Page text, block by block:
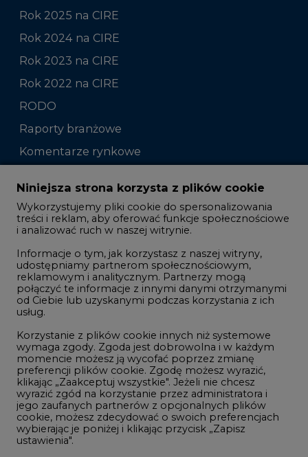
Rok 2025 na CIRE
Rok 2024 na CIRE
Rok 2023 na CIRE
Rok 2022 na CIRE
RODO
Raporty branżowe
Komentarze rynkowe
Zmiany kadrowe na rynku
Studio CIRE
Rozmowy o energetyce
Gospodarka
Geopolityka
LTE450
Innowacje i AI
Telekomunikacja i IT
Handel emisjami CO2
Wodór
Górnictwo
Niniejsza strona korzysta z plików cookie
Wykorzystujemy pliki cookie do spersonalizowania
treści i reklam, aby oferować funkcje społecznościowe
i analizować ruch w naszej witrynie.
Informacje o tym, jak korzystasz z naszej witryny,
udostępniamy partnerom społecznościowym,
reklamowym i analitycznym. Partnerzy mogą
połączyć te informacje z innymi danymi otrzymanymi
od Ciebie lub uzyskanymi podczas korzystania z ich
usług.
Korzystanie z plików cookie innych niż systemowe
wymaga zgody. Zgoda jest dobrowolna i w każdym
momencie możesz ją wycofać poprzez zmianę
preferencji plików cookie. Zgodę możesz wyrazić,
klikając „Zaakceptuj wszystkie". Jeżeli nie chcesz
wyrazić zgód na korzystanie przez administratora i
jego zaufanych partnerów z opcjonalnych plików
cookie, możesz zdecydować o swoich preferencjach
wybierając je poniżej i klikając przycisk „Zapisz
ustawienia".